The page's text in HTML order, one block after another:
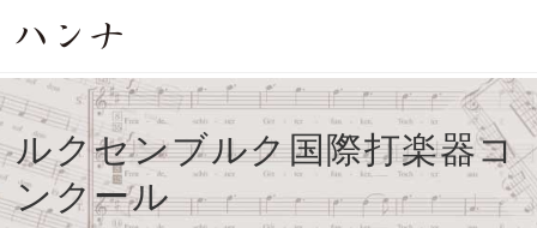
ルクセンブルク国際打楽器コ
ンクール